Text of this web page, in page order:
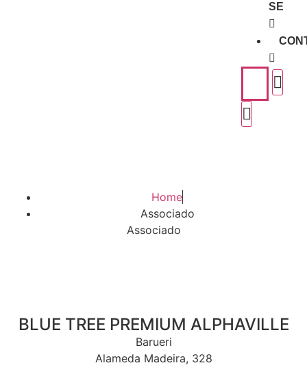
SE
Home
Associado
Associado
BLUE TREE PREMIUM ALPHAVILLE
Barueri
Alameda Madeira, 328